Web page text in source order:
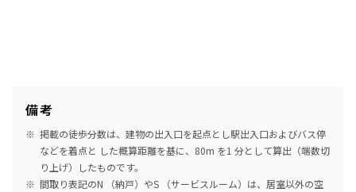
備考
掲載の徒歩分数は、建物の出入口を起点とし駅出入口およびバス停
などを着点と した概算距離を基に、80m を1 分として算出（端数切
り上げ）したものです。
間取り表記のN （納戸）やS （サービスルーム）は、居室以外の空